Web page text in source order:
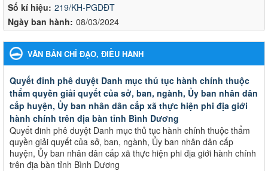
Số kí hiệu: 219/KH-PGDĐT
Ngày ban hành: 08/03/2024
VĂN BẢN CHỈ ĐẠO, ĐIỀU HÀNH
Quyết đinh phê duyệt Danh mục thủ tục hành chính thuộc
thẩm quyền giải quyết của sở, ban, ngành, Ủy ban nhân dân
cấp huyện, Ủy ban nhân dân cấp xã thực hiện phi địa giới
hành chính trên địa bàn tỉnh Bình Dương
Quyết đinh phê duyệt Danh mục thủ tục hành chính thuộc thẩm
quyền giải quyết của sở, ban, ngành, Ủy ban nhân dân cấp
huyện, Ủy ban nhân dân cấp xã thực hiện phi địa giới hành chính
trên địa bàn tỉnh Bình Dương